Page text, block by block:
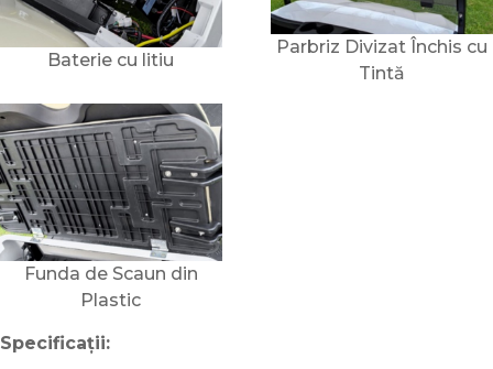
Baterie cu litiu
Parbriz Divizat Închis cu
Tintă
Funda de Scaun din
Plastic
Specificații: